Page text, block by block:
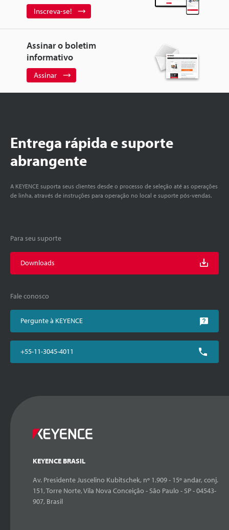
Inscreva-se!
Assinar o boletim
informativo
Assinar
Entrega rápida e suporte
abrangente
A KEYENCE suporta seus clientes desde o processo de seleção até as operações
de linha, através de instruções para operação no local e suporte pós-vendas.
Para seu suporte
Downloads
Fale conosco
Pergunte à KEYENCE
+55-11-3045-4011
KEYENCE BRASIL
Av. Presidente Juscelino Kubitschek, nº 1.909 - 15º andar, conj.
151, Torre Norte, Vila Nova Conceição - São Paulo - SP - 04543-
907, Brasil